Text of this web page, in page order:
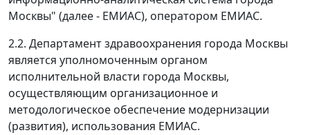
Москвы" (далее - ЕМИАС), оператором ЕМИАС.
2.2. Департамент здравоохранения города Москвы
является уполномоченным органом
исполнительной власти города Москвы,
осуществляющим организационное и
методологическое обеспечение модернизации
(развития), использования ЕМИАС.